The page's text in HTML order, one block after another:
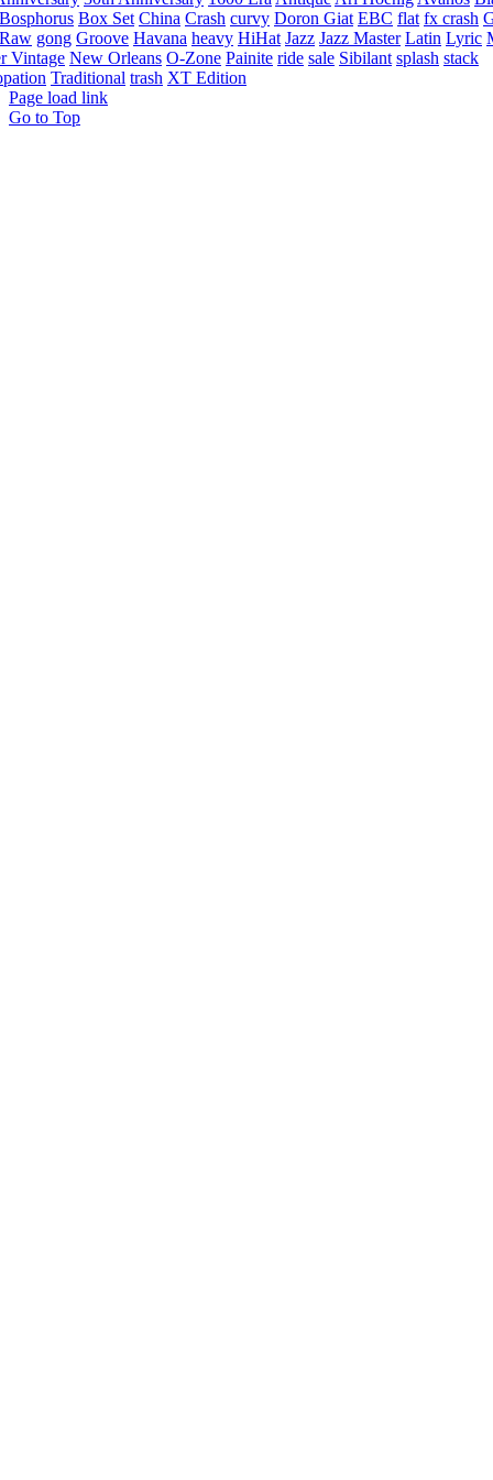
Bosphorus Box Set China Crash curvy Doron Giat EBC flat fx crash
gong Groove Havana heavy HiHat Jazz Jazz Master Latin Lyric
Vintage New Orleans O-Zone Painite ride sale Sibilant splash stack
Traditional trash XT Edition
Page load link
Go to Top